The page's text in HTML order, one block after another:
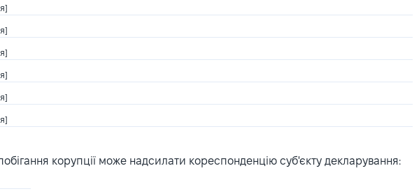
корупції може надсилати кореспонденцію суб'єкту декларування: